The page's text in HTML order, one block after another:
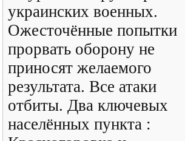
украинских военных.
Ожесточённые попытки
прорвать оборону не
приносят желаемого
результата. Все атаки
отбиты. Два ключевых
населённых пункта :